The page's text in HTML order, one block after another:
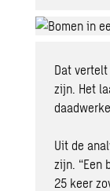
Dat
zijn. Het
Uit de
zijn. “Een
25 keer